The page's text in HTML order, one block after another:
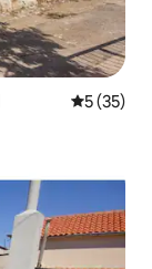
5 (35)